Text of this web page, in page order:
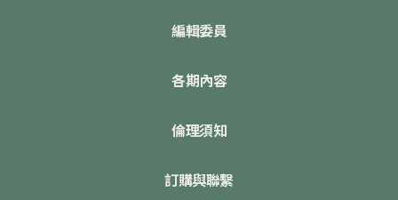
編輯委員
各期內容
倫理須知
訂購與聯繫